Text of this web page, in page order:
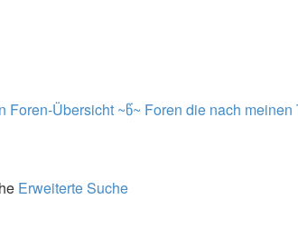
Foren-Übersicht ~წ~ Foren die nach meinen
Erweiterte Suche